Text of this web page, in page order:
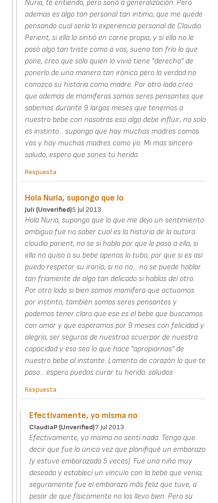
Nuria, te entiendo, pero sonó a generalización. Pero
ademas es algo tan personal tan intimo, que me quede
pensando cual sería la experiencia personal de Claudia
Perient, si ella lo sintió en carne propia, y si ella no le
pasó algo tan triste como a vos, suena tan frío lo que
pone, creo que solo quien lo vivió tiene "derecho" de
ponerlo de una manera tan irónica pero la verdad no
conozco su historia como madre. Por otro lado creo
que ademas de mamiferas somos seres pensantes que
sabemos durante 9 largos meses que tenemos a
nuestro bebe con nosotras eso algo debe influir, no solo
es instinto... supongo que hay muchas madres comos
vos y hay muchas madres como yo. Mi mas sincero
saludo, espero que sanes tu herida.
Respuesta
Hola Nuria, supongo que lo
Juli (unverified)5 Jul 2013
Hola Nuria, supongo que lo que me dejo un sentimiento
ambiguo fue no saber cual es la historia de la autora
claudia parient, no se si habla por que le paso a ella, si
ella no quiso a su bebe apenas lo tubo, por que si es así
puedo respetar su ironía, si no no... no se puede hablar
tan fríamente de algo tan delicado si hablas del otro.
Por otro lado si bien somos mamifera que actuamos
por instinto, también somos seres pensantes y
podemos tener claro que ese es el bebe que buscamos
con amor y que esperamos por 9 meses con felicidad y
alegría, ser seguras de nuestroa scuerpor de nuestra
capacidad y eso sea lo que hace "apropiarnos" de
nuestro bebe al instante. Lamento de corazón lo que te
paso... espero puedas curar tu herida. saludos
Respuesta
Efectivamente, yo misma no
ClaudiaP (unverified)7 Jul 2013
Efectivamente, yo misma no sentí nada. Tengo que
decir que fue la única vez que planifiqué un embarazo
(y estuve embarazada 5 veces). Fue una niña muy
deseada y establecí un vínculo con la bebé que venía;
seguramente fue el embarazo más feliz que tuve, a
pesar de que físicamente no los llevo bien. Pero su